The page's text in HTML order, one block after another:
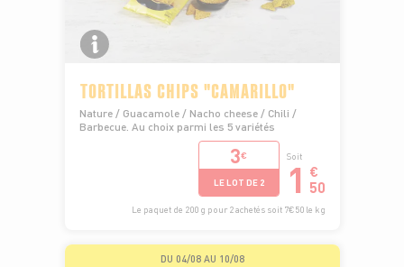
TORTILLAS CHIPS "CAMARILLO"
Nature / Guacamole / Nacho cheese / Chili /
Barbecue. Au choix parmi les 5 variétés
3€
LE LOT DE 2
Soit
1 €
50
Le paquet de 200 g pour 2 achetés soit 7€50 le kg
DU 04/08 AU 10/08